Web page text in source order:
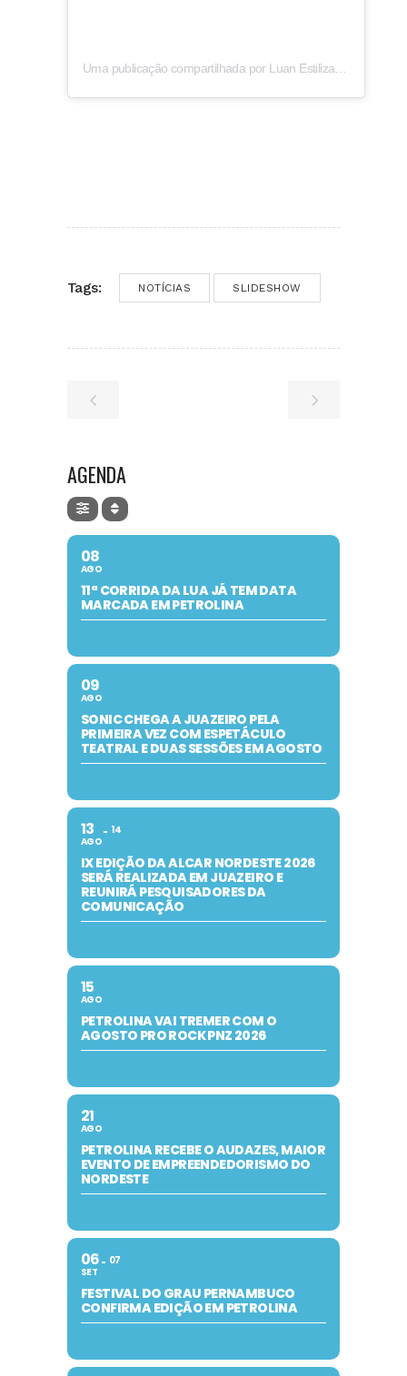
Tags: NOTÍCIAS SLIDESHOW
AGENDA
08
AGO
11ª CORRIDA DA LUA JÁ TEM DATA
MARCADA EM PETROLINA
09
AGO
SONIC CHEGA A JUAZEIRO PELA
PRIMEIRA VEZ COM ESPETÁCULO
TEATRAL E DUAS SESSÕES EM AGOSTO
13
AGO
14
IX EDIÇÃO DA ALCAR NORDESTE 2026
SERÁ REALIZADA EM JUAZEIRO E
REUNIRÁ PESQUISADORES DA
COMUNICAÇÃO
15
AGO
PETROLINA VAI TREMER COM O
AGOSTO PRO ROCK PNZ 2026
21
AGO
PETROLINA RECEBE O AUDAZES, MAIOR
EVENTO DE EMPREENDEDORISMO DO
NORDESTE
06
SET
07
FESTIVAL DO GRAU PERNAMBUCO
CONFIRMA EDIÇÃO EM PETROLINA